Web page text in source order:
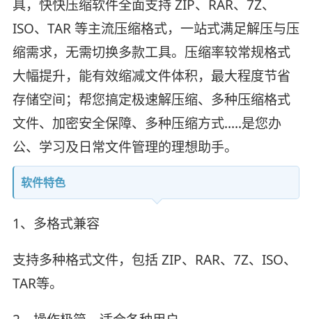
具，快快压缩软件全面支持 ZIP、RAR、7Z、
ISO、TAR 等主流压缩格式，一站式满足解压与压
缩需求，无需切换多款工具。压缩率较常规格式
大幅提升，能有效缩减文件体积，最大程度节省
存储空间；帮您搞定极速解压缩、多种压缩格式
文件、加密安全保障、多种压缩方式.....是您办
公、学习及日常文件管理的理想助手。
软件特色
1、多格式兼容
支持多种格式文件，包括 ZIP、RAR、7Z、ISO、
TAR等。